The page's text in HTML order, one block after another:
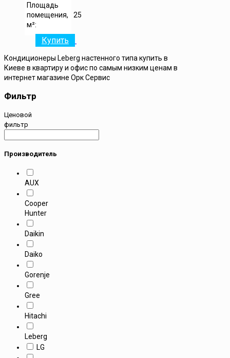
Площадь
помещения,
м²:
25
Купить
Кондиционеры Leberg настенного типа купить в
Киеве в квартиру и офис по самым низким ценам в
интернет магазине Орк Сервис
Фильтр
Ценовой
фильтр
Производитель
AUX
Cooper
Hunter
Daikin
Daiko
Gorenje
Gree
Hitachi
Leberg
LG